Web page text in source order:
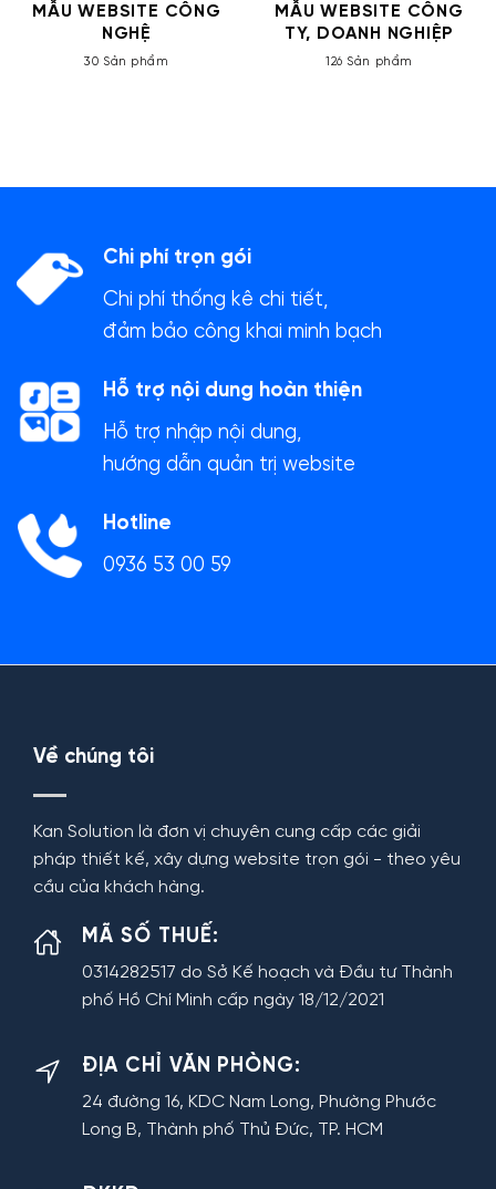
MẪU WEBSITE CÔNG
NGHỆ
30 Sản phẩm
MẪU WEBSITE CÔNG
TY, DOANH NGHIỆP
126 Sản phẩm
Chi phí trọn gói
Chi phí thống kê chi tiết,
đảm bảo công khai minh bạch
Hỗ trợ nội dung hoàn thiện
Hỗ trợ nhập nội dung,
hướng dẫn quản trị website
Hotline
0936 53 00 59
Về chúng tôi
Kan Solution là đơn vị chuyên cung cấp các giải
pháp thiết kế, xây dựng website trọn gói - theo yêu
cầu của khách hàng.
MÃ SỐ THUẾ:
0314282517 do Sở Kế hoạch và Đầu tư Thành
phố Hồ Chí Minh cấp ngày 18/12/2021
ĐỊA CHỈ VĂN PHÒNG:
24 đường 16, KDC Nam Long, Phường Phước
Long B, Thành phố Thủ Đức, TP. HCM